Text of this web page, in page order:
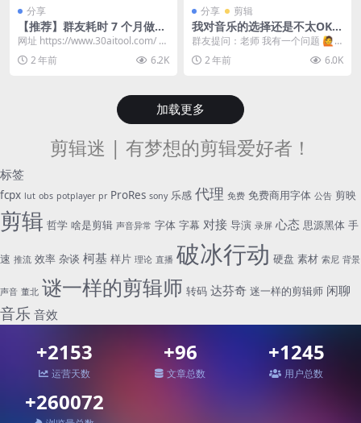
分享
【推荐】群友耗时 7 个月做的
工具网站
网址 https://www.30aitool.com/ 视
频介绍 网站截图 &...
2 年前 6.2K
分享 剪辑
我对音乐的选择还是不太OK
应该怎么样去提升呢
群友提问：老师 我有一个问题 🙋
我对音乐的选择还是不太OK 应该
怎么样去提升...
2 年前 6.0K
加载更多
剪辑迷 | 有梦想的剪辑爱好者！
标签
fcpx lut obs potplayer pr ProRes sony 乐感 代理 免费 免费商用字体 公告 剪映
剪辑 哲学 啥是剪辑 声音异常 字体 字幕 对接 导演 录屏 心态 思源黑体 手
速 推流 效率 杂谈 柯基 样片 理论 直播 破冰行动 硬盘 素材 索尼 背景
声音 董北 谜一样的剪辑师 转码 达芬奇 迷一样的剪辑师 闲聊
音乐 音效
+2153
运营天数
+96
文章总数
+1245
用户总数
+260072